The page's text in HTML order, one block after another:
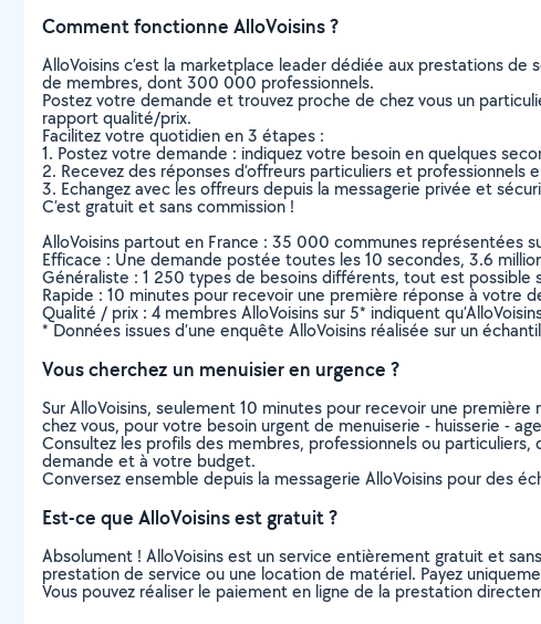
Comment fonctionne AlloVoisins ?
AlloVoisins c’est la marketplace leader dédiée aux prestations
de membres, dont 300 000 professionnels.
Postez votre demande et trouvez proche de chez vous un
rapport qualité/prix.
Facilitez votre quotidien en 3 étapes :
1. Postez votre demande : indiquez votre besoin en quelques
2. Recevez des réponses d’offreurs particuliers et professionnels
3. Echangez avec les offreurs depuis la messagerie privée et
C’est gratuit et sans commission !
AlloVoisins partout en France : 35 000 communes représentées
Efficace : Une demande postée toutes les 10 secondes, 3.6
Généraliste : 1 250 types de besoins différents, tout est possible
Rapide : 10 minutes pour recevoir une première réponse à votre
Qualité / prix : 4 membres AlloVoisins sur 5* indiquent
* Données issues d’une enquête AlloVoisins réalisée sur un
Vous cherchez un menuisier en urgence ?
Sur AlloVoisins, seulement 10 minutes pour recevoir une
chez vous, pour votre besoin urgent de menuiserie - huisserie -
Consultez les profils des membres, professionnels ou
demande et à votre budget.
Conversez ensemble depuis la messagerie AlloVoisins pour des
Est-ce que AlloVoisins est gratuit ?
Absolument ! AlloVoisins est un service entièrement gratuit et
prestation de service ou une location de matériel. Payez
Vous pouvez réaliser le paiement en ligne de la prestation